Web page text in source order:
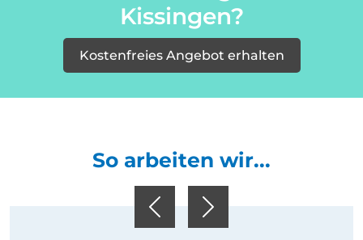
PreviousNext
Kissingen?
Kostenfreies Angebot erhalten
So arbeiten wir...